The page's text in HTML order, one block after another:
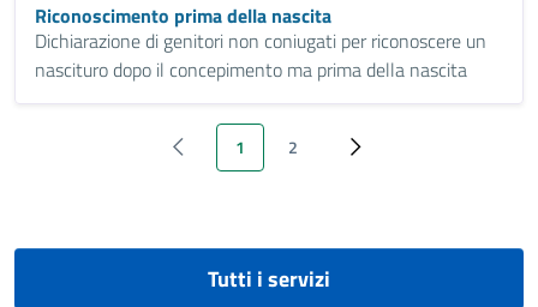
Riconoscimento prima della nascita
Dichiarazione di genitori non coniugati per riconoscere un
nascituro dopo il concepimento ma prima della nascita
‹ PreviousPagina attuale
1 Page
2 Next ›
Tutti i servizi